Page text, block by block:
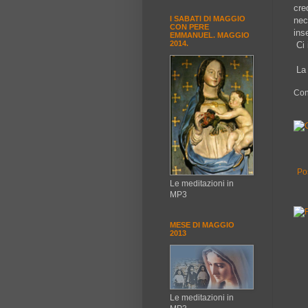
Ci
I SABATI DI MAGGIO
CON PERE
EMMANUEL. MAGGIO
2014.
Le meditazioni in
MP3
MESE DI MAGGIO
2013
Le meditazioni in